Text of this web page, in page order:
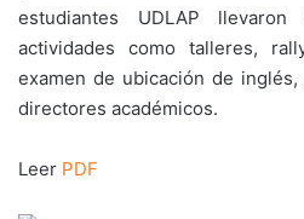
estudiantes UDLAP
actividades como talleres,
examen de ubicación de
directores académicos.
Leer PDF